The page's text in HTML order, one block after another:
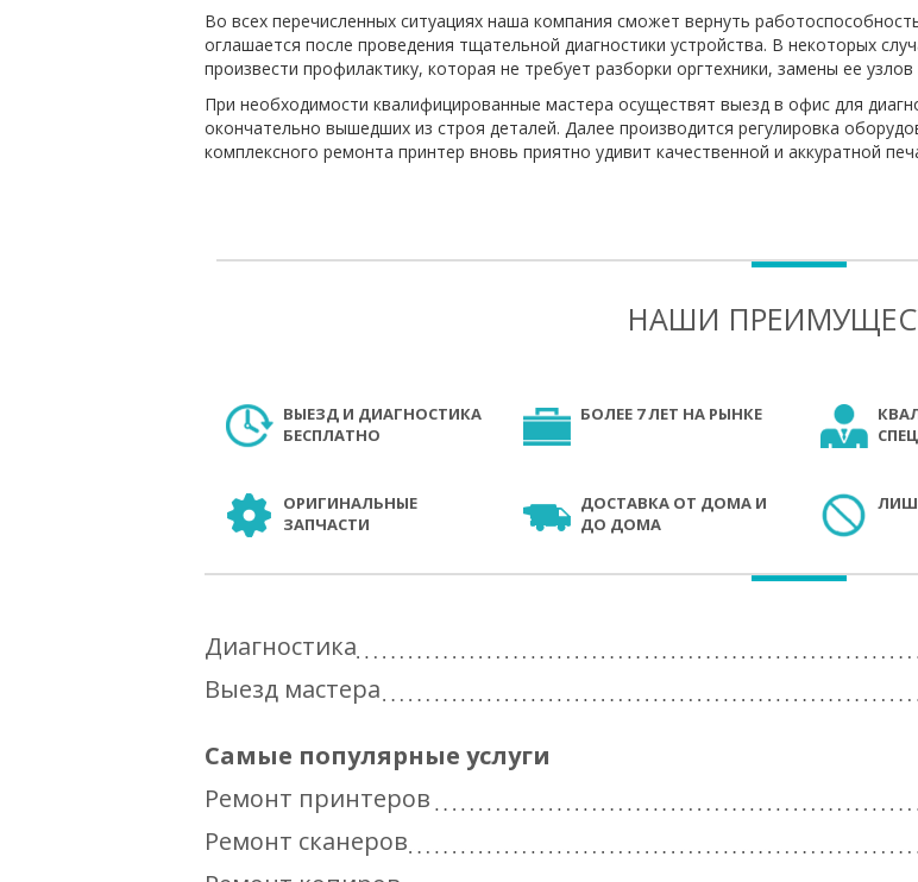
Во всех перечисленных ситуациях наша компания сможет вернуть
оглашается после проведения тщательной диагностики устройства. В некоторых
произвести профилактику, которая не требует разборки оргтехники, замены ее
При необходимости квалифицированные мастера осуществят выезд в офис для
окончательно вышедших из строя деталей. Далее производится регулировка
комплексного ремонта принтер вновь приятно удивит качественной и аккуратной
НАШИ
ВЫЕЗД И ДИАГНОСТИКА
БЕСПЛАТНО
БОЛЕЕ 7 ЛЕТ НА РЫНКЕ
ОРИГИНАЛЬНЫЕ
ЗАПЧАСТИ
ДОСТАВКА ОТ ДОМА И
ДО ДОМА
Диагностика
Выезд мастера
Самые популярные услуги
Ремонт принтеров
Ремонт сканеров